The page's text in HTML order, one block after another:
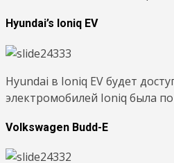
Hyundai’s Ioniq EV
Hyundai в Ioniq EV будет
электромобилей Ioniq была
Volkswagen Budd-E